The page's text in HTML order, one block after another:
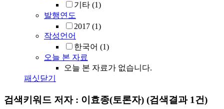
기타 (1)
발행연도
2017 (1)
작성언어
한국어 (1)
오늘 본 자료
오늘 본 자료가 없습니다.
패싯닫기
검색키워드 저자 : 이효종(토론자) (검색결과 1건)